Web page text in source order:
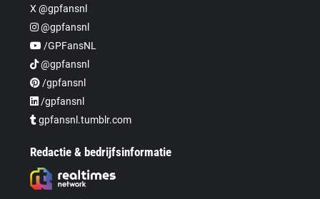
X @gpfansnl
@gpfansnl
/GPFansNL
@gpfansnl
/gpfansnl
/gpfansnl
gpfansnl.tumblr.com
Redactie & bedrijfsinformatie